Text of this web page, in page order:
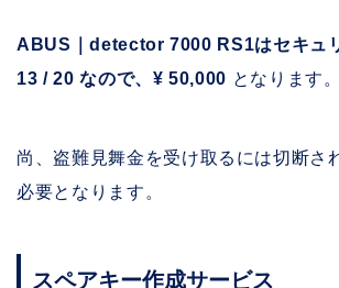
ABUS｜detector 7000 RS1はセキュ
13 / 20 なので、¥ 50,000 となります。
尚、盗難見舞金を受け取るには切断さ
必要となります。
スペアキー作成サービス